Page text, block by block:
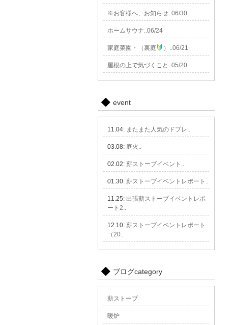
※お客様へ、お知らせ..06/30
ホームサウナ..06/24
家庭菜園・（裏庭 ）..06/21
屋根の上で気づくこと..05/20
event
11.04: またまた人気のドブレ..
03.08: 庭火..
02.02: 薪ストーブイベント..
01.30: 薪ストーブイベントレポート..
11.25: 出張薪ストーブイベントレポ
ート2..
12.10: 薪ストーブイベントレポート
（20..
ブログcategory
薪ストーブ
暖炉